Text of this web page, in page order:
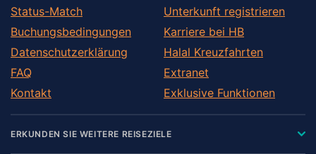
Status-Match
Buchungsbedingungen
Datenschutzerklärung
FAQ
Kontakt
Unterkunft registrieren
Karriere bei HB
Halal Kreuzfahrten
Extranet
Exklusive Funktionen
ERKUNDEN SIE WEITERE REISEZIELE